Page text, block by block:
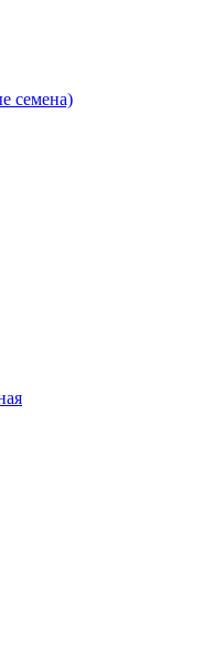
семена)